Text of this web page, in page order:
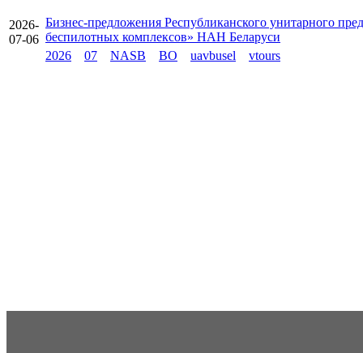
2026-
07-06
Бизнес-предложения Республиканского унитарного
беспилотных комплексов» НАН Беларуси
2026
07 NASB BO uavbusel vtours